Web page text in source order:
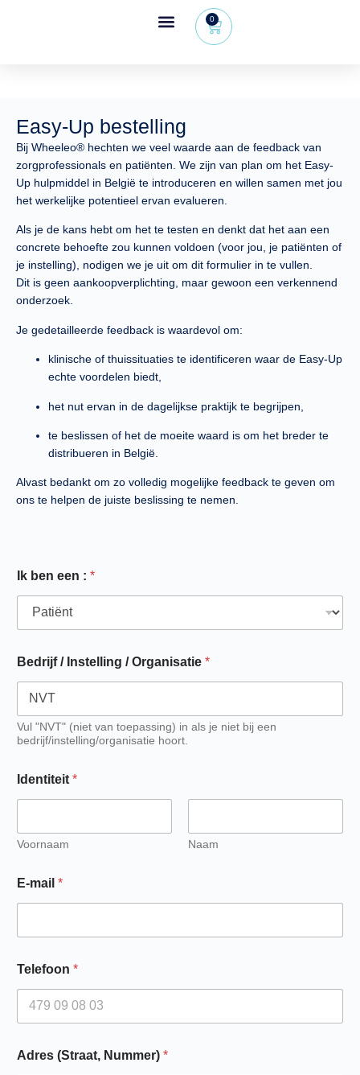
0
Easy-Up bestelling
Bij Wheeleo® hechten we veel waarde aan de feedback van
zorgprofessionals en patiënten . We zijn van plan om het Easy-
Up hulpmiddel in België te introduceren en willen samen met jou
het werkelijke potentieel ervan evalueren.
Als je de kans hebt om het te testen en denkt dat het aan een
concrete behoefte zou kunnen voldoen (voor jou, je patiënten of
je instelling), nodigen we je uit om dit formulier in te vullen.
Dit is geen aankoopverplichting, maar gewoon een verkennend
onderzoek.
Je gedetailleerde feedback is waardevol om:
klinische of thuissituaties te identificeren waar de Easy-Up
echte voordelen biedt,
het nut ervan in de dagelijkse praktijk te begrijpen,
te beslissen of het de moeite waard is om het breder te
distribueren in België.
Alvast bedankt om zo volledig mogelijke feedback te geven om
ons te helpen de juiste beslissing te nemen.
Ik ben een : *
Bedrijf / Instelling / Organisatie *
Vul "NVT" (niet van toepassing) in als je niet bij een
bedrijf/instelling/organisatie hoort.
Identiteit *
Voornaam Naam
E-mail *
Telefoon *
Adres (Straat, Nummer) *